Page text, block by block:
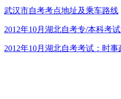
武汉市自考考点地址及乘车路线
2012年10月湖北自考专/本科考
2012年10月湖北自考考试：时